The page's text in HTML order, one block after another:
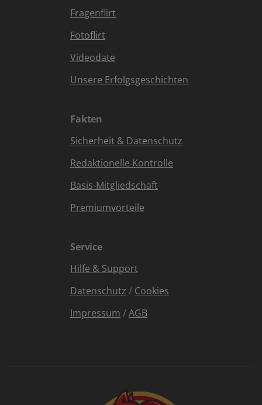
Fragenflirt
Fotoflirt
Videodate
Unsere Erfolgsgeschichten
Fakten
Sicherheit & Datenschutz
Redaktionelle Kontrolle
Basis-Mitgliedschaft
Premiumvorteile
Service
Hilfe & Support
Datenschutz / Cookies
Impressum /AGB